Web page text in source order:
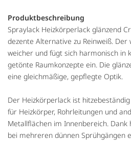
Produktbeschreibung
Spraylack Heizkörperlack glänzend
dezente Alternative zu Reinweiß.
weicher und fügt sich harmonisch in
getönte Raumkonzepte ein. Die
eine gleichmäßige, gepflegte Optik.
Der Heizkörperlack ist
für Heizkörper, Rohrleitungen und
Metallflächen im Innenbereich.
bei mehreren dünnen Sprühgängen